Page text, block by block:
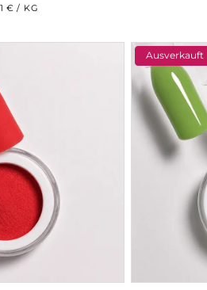
€ / PRO
KG
Ausverkauft